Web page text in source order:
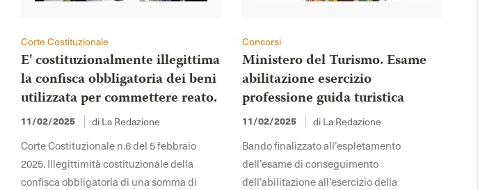
Corte Costituzionale
E' costituzionalmente illegittima
la confisca obbligatoria dei beni
utilizzata per commettere reato.
11/02/2025 di La Redazione
Corte Costituzionale n.6 del 5 febbraio
2025. Illegittimità costituzionale della
confisca obbligatoria di una somma di
Concorsi
Ministero del Turismo. Esame
abilitazione esercizio
professione guida turistica
11/02/2025 di La Redazione
Bando finalizzato all’espletamento
dell’esame di conseguimento
dell’abilitazione all’esercizio della